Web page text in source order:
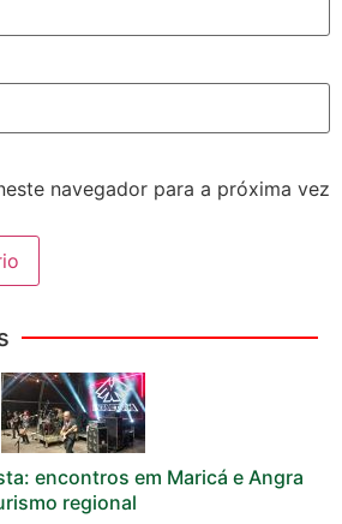
navegador para a próxima vez
encontros em Maricá e Angra
regional